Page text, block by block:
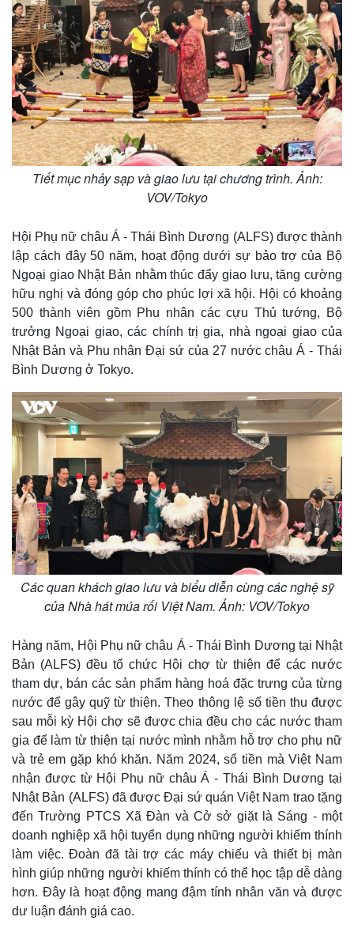
Thể thao
Lịch thi đấu bóng đá
Thế giới thể thao
eSports
Hậu trường
Xe máy
Tư vấn
Tiết mục nhảy sạp và giao lưu tại chương trình. Ảnh:
VOV/Tokyo
Hội Phụ nữ châu Á - Thái Bình Dương (ALFS) được thành
lập cách đây 50 năm, hoạt động dưới sự bảo trợ của Bộ
Ngoại giao Nhật Bản nhằm thúc đẩy giao lưu, tăng cường
hữu nghị và đóng góp cho phúc lợi xã hội. Hội có khoảng
500 thành viên gồm Phu nhân các cựu Thủ tướng, Bộ
trưởng Ngoại giao, các chính trị gia, nhà ngoại giao của
Nhật Bản và Phu nhân Đại sứ của 27 nước châu Á - Thái
Bình Dương ở Tokyo.
Các quan khách giao lưu và biểu diễn cùng các nghệ sỹ
của Nhà hát múa rối Việt Nam. Ảnh: VOV/Tokyo
Hàng năm, Hội Phụ nữ châu Á - Thái Bình Dương tại Nhật
Bản (ALFS) đều tổ chức Hội chợ từ thiện để các nước
tham dự, bán các sản phẩm hàng hoá đặc trưng của từng
nước để gây quỹ từ thiện. Theo thông lệ số tiền thu được
sau mỗi kỳ Hội chợ sẽ được chia đều cho các nước tham
gia để làm từ thiện tại nước mình nhằm hỗ trợ cho phụ nữ
và trẻ em gặp khó khăn. Năm 2024, số tiền mà Việt Nam
nhận được từ Hội Phụ nữ châu Á - Thái Bình Dương tại
Nhật Bản (ALFS) đã được Đại sứ quán Việt Nam trao tặng
đến Trường PTCS Xã Đàn và Cở sở giặt là Sáng - một
doanh nghiệp xã hội tuyển dụng những người khiếm thính
làm việc. Đoàn đã tài trợ các máy chiếu và thiết bị màn
hình giúp những người khiếm thính có thể học tập dễ dàng
hơn. Đây là hoạt động mang đậm tính nhân văn và được
dư luận đánh giá cao.